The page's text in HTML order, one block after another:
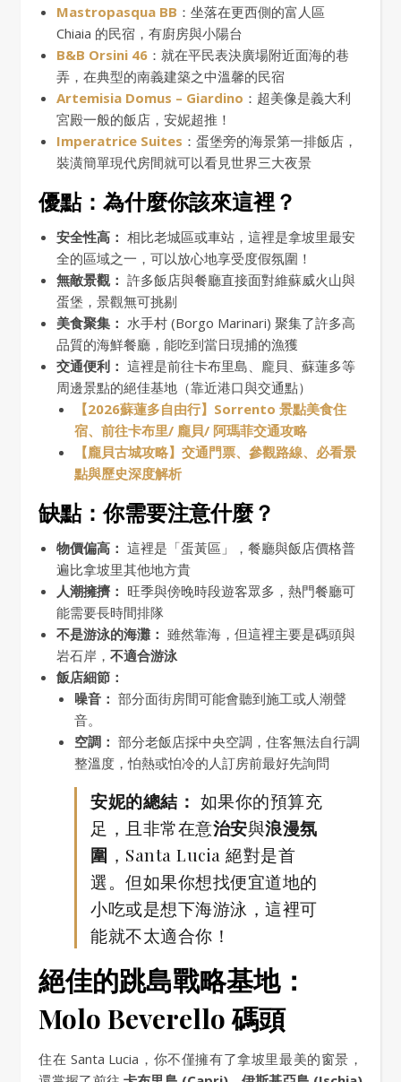
Mastropasqua BB ：坐落在更西側的富人區
Chiaia 的民宿，有廚房與小陽台
B&B Orsini 46 ：就在平民表決廣場附近面海的巷
弄，在典型的南義建築之中溫馨的民宿
Artemisia Domus – Giardino ：超美像是義大利
宮殿一般的飯店，安妮超推！
Imperatrice Suites ：蛋堡旁的海景第一排飯店，
裝潢簡單現代房間就可以看見世界三大夜景
優點：為什麼你該來這裡？
安全性高： 相比老城區或車站，這裡是拿坡里最安
全的區域之一，可以放心地享受度假氛圍！
無敵景觀： 許多飯店與餐廳直接面對維蘇威火山與
蛋堡，景觀無可挑剔
美食聚集： 水手村 (Borgo Marinari) 聚集了許多高
品質的海鮮餐廳，能吃到當日現捕的漁獲
交通便利： 這裡是前往卡布里島、龐貝、蘇蓮多等
周邊景點的絕佳基地（靠近港口與交通點）
【2026蘇蓮多自由行】Sorrento 景點美食住
宿、前往卡布里/ 龐貝/ 阿瑪菲交通攻略
【龐貝古城攻略】交通門票、參觀路線、必看景
點與歷史深度解析
缺點：你需要注意什麼？
物價偏高： 這裡是「蛋黃區」，餐廳與飯店價格普
遍比拿坡里其他地方貴
人潮擁擠： 旺季與傍晚時段遊客眾多，熱門餐廳可
能需要長時間排隊
不是游泳的海灘： 雖然靠海，但這裡主要是碼頭與
岩石岸， 不適合游泳
飯店細節：
噪音： 部分面街房間可能會聽到施工或人潮聲
音。
空調： 部分老飯店採中央空調，住客無法自行調
整溫度，怕熱或怕冷的人訂房前最好先詢問
安妮的總結： 如果你的預算充
足，且非常在意治安與浪漫氛
圍 ，Santa Lucia 絕對是首
選。但如果你想找便宜道地的
小吃或是想下海游泳，這裡可
能就不太適合你！
絕佳的跳島戰略基地：
Molo Beverello 碼頭
住在 Santa Lucia，你不僅擁有了拿坡里最美的窗景，